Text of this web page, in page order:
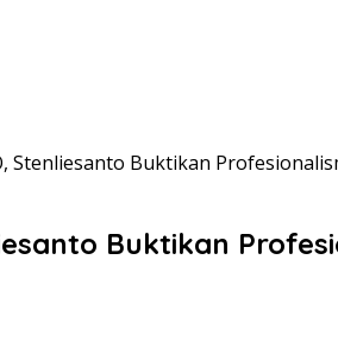
Stenliesanto Buktikan
Buktikan